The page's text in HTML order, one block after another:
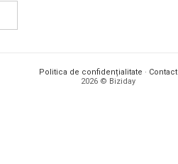
Politica de confidențialitate · Contact
2026 © Biziday